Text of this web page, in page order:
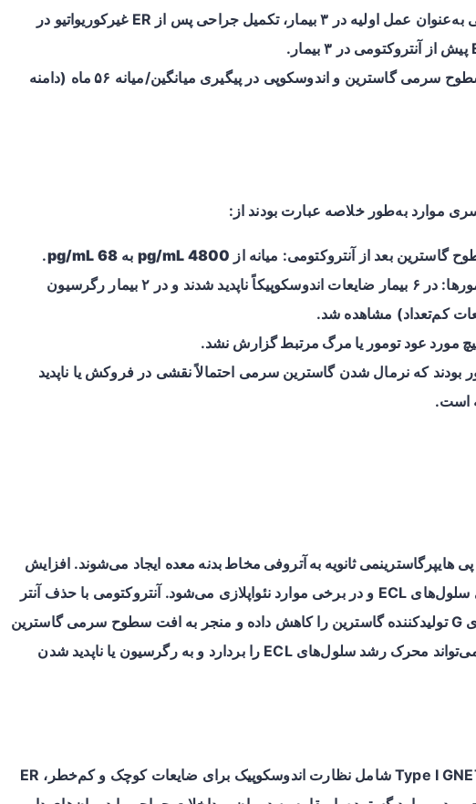
درمان‌ها: آنتروکتومی به‌عنوان عمل اولیه در ۳ بیمار، تکمیل جراحی پس از ER غیرکوریواتیو در
سرمی گاسترین و اندوسکوپی در پیگیری میانگین/میانه ۵۶ ماه
(دامنه
موارد به‌طور خلاصه عبارت بودند از:
گاسترین بعد از آنتروکتومی: میانه از 4800 pg/mL به68 pg/mL
.
تغییر در وضعیت تومورها: در ۶ بیمار ضایعات اندوسکوپیکاً ناپدید شدند و در ۲ بیمار رگرسیون
کم‌تعداد) مشاهده شد.
مورد عود تومور یا مرگ مرتبط گزارش نشد.
بودند که نرمال شدن گاسترین سرمی احتمالاً نقشی در فروکش یا ناپدید
است.
هایپرگاسترینمی ثانویه به آتروفی مخاط بدنه معده ایجاد می‌شوند. افزایش
گاسترین موجب هیپرپلازی سلول‌های ECL و در برخی موارد نئواپلازی می‌شود. آنتروکتومی با حذف آنتر
معده، منبع عمده سلول‌های G تولیدکننده گاسترین را کاهش داده و منجر به افت سطوح سرمی گاسترین
می‌شود. کاهش گاسترین می‌تواند محرک رشد سلول‌های ECL را بردارد و به رگرسیون یا ناپدید شدن
درمان‌های مرسوم برای Type I GNET شامل نظارت اندوسکوپیک برای ضایعات کوچک و کم‌خطر، ER